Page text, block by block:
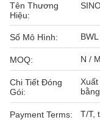
Tên Thương
Hiệu:
Số Mô Hình:
MOQ: N / M
Chi Tiết Đóng
Gói:
Payment Terms: T/T,